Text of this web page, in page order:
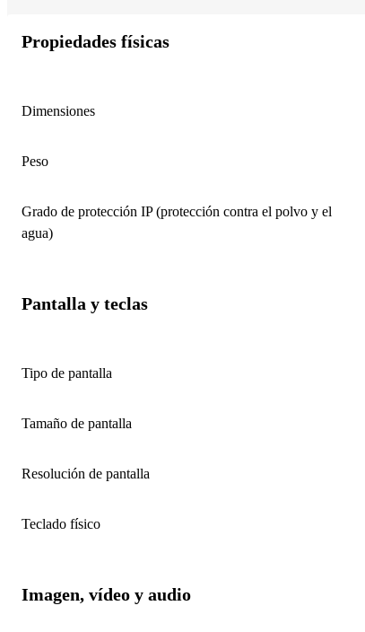
Propiedades físicas
Dimensiones
Peso
Grado de protección IP (protección contra el polvo y el
agua)
Pantalla y teclas
Tipo de pantalla
Tamaño de pantalla
Resolución de pantalla
Teclado físico
Imagen, vídeo y audio